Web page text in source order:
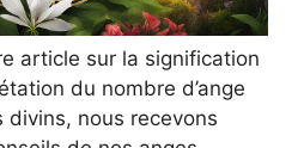
article sur la signification
du nombre d’ange
divins, nous recevons